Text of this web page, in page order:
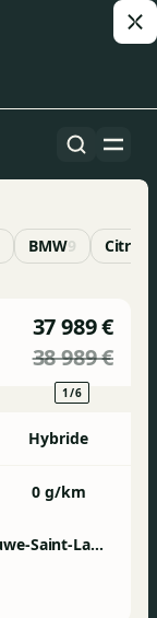
BMW9
37 989 €
38 989 €
1/6
Hybride
0 g/km
Woluwe-Saint-Lambert